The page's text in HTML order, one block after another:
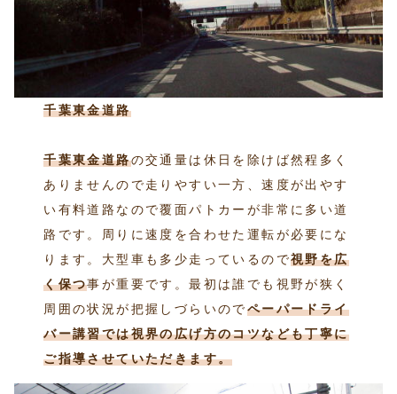
千葉東金道路
千葉東金道路の交通量は休日を除けば然程多く
ありませんので走りやすい一方、速度が出やす
い有料道路なので覆面パトカーが非常に多い道
路です。周りに速度を合わせた運転が必要にな
ります。大型車も多少走っているので視野を広
く保つ事が重要です。最初は誰でも視野が狭く
周囲の状況が把握しづらいのでペーパードライ
バー講習では視界の広げ方のコツなども丁寧に
ご指導させていただきます。